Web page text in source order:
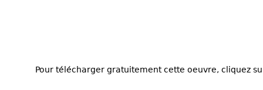
Pour télécharger gratuitement cette oeuvre, cliquez